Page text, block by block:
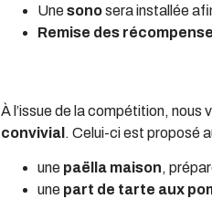
Unesonosera installée
Remise des
À l’issue de la compétition, nous
convivial . Celui-ci est proposé
une paëlla maison,
une part de tarte aux